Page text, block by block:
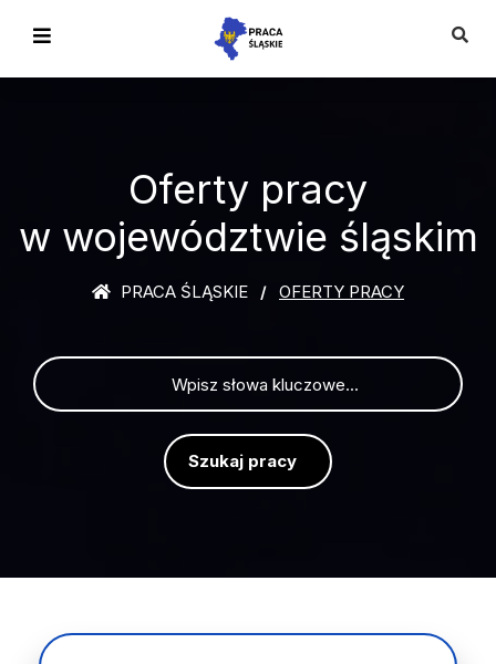
Oferty pracy
w województwie śląskim
PRACA ŚLĄSKIE OFERTY PRACY